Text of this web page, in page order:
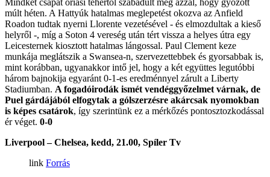
múlt héten. A Hattyúk hatalmas meglepetést okozva az Anfield
Roadon tudtak nyerni Llorente vezetésével - és elmozdultak a kieső
helyről -, míg a Soton 4 vereség után tért vissza a helyes útra egy
Leicesternek kiosztott hatalmas lángossal. Paul Clement keze
munkája meglátszik a Swansea-n, szervezettebbek és gyorsabbak is,
mint korábban, ugyanakkor intő jel, hogy a két együttes legutóbbi
három bajnokija egyaránt 0-1-es eredménnyel zárult a Liberty
Stadiumban. A fogadóirodák ismét vendéggyőzelmet várnak, de
Puel gárdájából elfogytak a gólszerzésre akárcsak nyomokban
is képes csatárok, így szerintünk ez a mérkőzés pontosztozkodással
ér véget. 0-0
Liverpool – Chelsea, kedd, 21.00, Spíler Tv
Forrás